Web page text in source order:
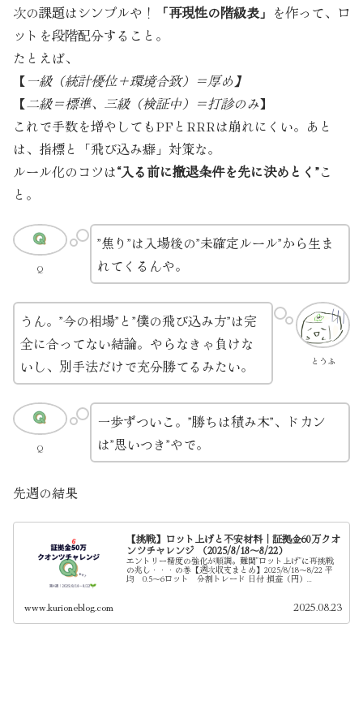
次の課題はシンプルや！ 「再現性の階級表」 を作って、ロ
ットを段階配分すること。
たとえば、
【一級（統計優位＋環境合致）＝厚め】
【二級＝標準、三級（検証中）＝打診のみ】
これで手数を増やしてもPFとRRRは崩れにくい。あと
は、指標と「飛び込み癖」対策な。
ルール化のコツは“入る前に撤退条件を先に決めとく”こ
と。
Q
”焦り”は入場後の”未確定ルール”から生ま
れてくるんや。
とうふ
うん。”今の相場”と”僕の飛び込み方”は完
全に合ってない結論。やらなきゃ負けな
いし、別手法だけで充分勝てるみたい。
Q
一歩ずついこ。”勝ちは積み木”、ドカン
は”思いつき”やで。
先週の結果
【挑戦】ロット上げと不安材料｜証拠金60万クオ
ンツチャレンジ （2025/8/18～8/22）
エントリー精度の強化が順調。難関”ロット上げ”に再挑戦
の兆し・・・の巻【週次収支まとめ】2025/8/18～8/22 平
均 0.5～6ロット 分割トレード 日付 損益（円）...
www.kurioneblog.com 2025.08.23